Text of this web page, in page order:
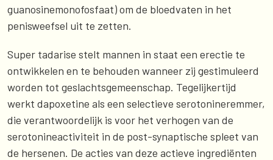
guanosinemonofosfaat) om de bloedvaten in het
penisweefsel uit te zetten.
Super tadarise stelt mannen in staat een erectie te
ontwikkelen en te behouden wanneer zij gestimuleerd
worden tot geslachtsgemeenschap. Tegelijkertijd
werkt dapoxetine als een selectieve serotonineremmer,
die verantwoordelijk is voor het verhogen van de
serotonineactiviteit in de post-synaptische spleet van
de hersenen. De acties van deze actieve ingrediënten